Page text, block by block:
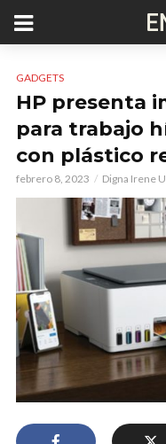
GADGETS
HP presenta
para trabajo
con plástico
febrero 8, 2023 Digna Irene